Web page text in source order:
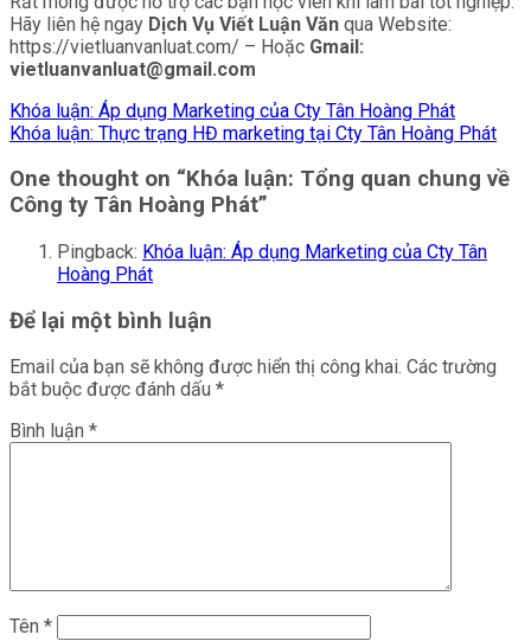
Hãy liên hệ ngay Dịch Vụ Viết Luận Văn qua Website:
https://vietluanvanluat.com/ – Hoặc Gmail:
vietluanvanluat@gmail.com
Khóa luận: Áp dụng Marketing của Cty Tân Hoàng Phát
Khóa luận: Thực trạng HĐ marketing tại Cty Tân Hoàng Phát
One thought on “Khóa luận: Tổng quan chung về
Công ty Tân Hoàng Phát”
Pingback: Khóa luận: Áp dụng Marketing của Cty Tân
Hoàng Phát
Để lại một bình luận
Email của bạn sẽ không được hiển thị công khai. Các trường
bắt buộc được đánh dấu *
Bình luận *
Tên *